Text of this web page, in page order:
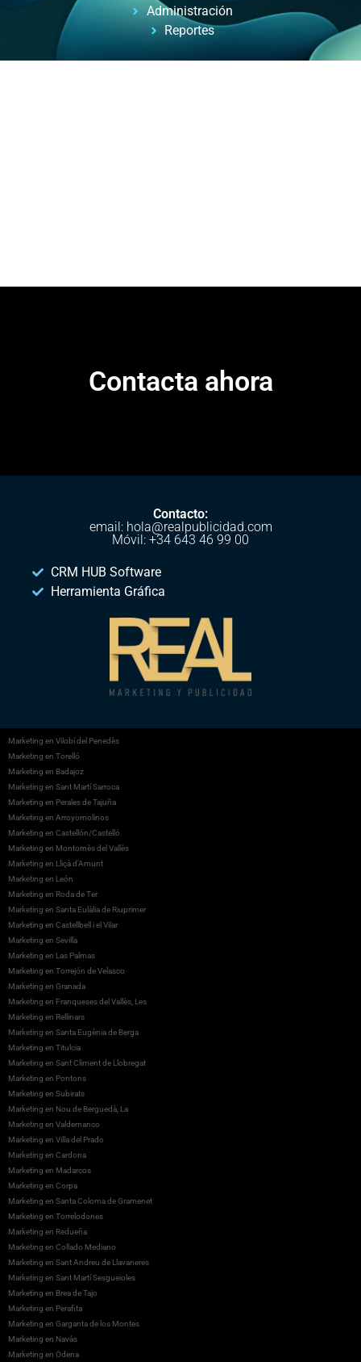
Administración
Reportes
Contacta ahora
Contacto:
email: hola@realpublicidad.com
Móvil: +34 643 46 99 00
CRM HUB Software
Herramienta Gráfica
Marketing en Vilobí del Penedès
Marketing en Torelló
Marketing en Badajoz
Marketing en Sant Martí Sarroca
Marketing en Perales de Tajuña
Marketing en Arroyomolinos
Marketing en Castellón/Castelló
Marketing en Montornès del Vallès
Marketing en Lliçà d’Amunt
Marketing en León
Marketing en Roda de Ter
Marketing en Santa Eulàlia de Riuprimer
Marketing en Castellbell i el Vilar
Marketing en Sevilla
Marketing en Las Palmas
Marketing en Torrejón de Velasco
Marketing en Granada
Marketing en Franqueses del Vallès, Les
Marketing en Rellinars
Marketing en Santa Eugènia de Berga
Marketing en Titulcia
Marketing en Sant Climent de Llobregat
Marketing en Pontons
Marketing en Subirats
Marketing en Nou de Berguedà, La
Marketing en Valdemanco
Marketing en Villa del Prado
Marketing en Cardona
Marketing en Madarcos
Marketing en Corpa
Marketing en Santa Coloma de Gramenet
Marketing en Torrelodones
Marketing en Redueña
Marketing en Collado Mediano
Marketing en Sant Andreu de Llavaneres
Marketing en Sant Martí Sesgueioles
Marketing en Brea de Tajo
Marketing en Perafita
Marketing en Garganta de los Montes
Marketing en Navàs
Marketing en Òdena